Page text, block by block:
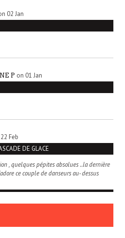
02 Jan
P on 01 Jan
Feb
DE GLACE
, quelques pépites absolues ..la dernière
ce couple de danseurs au- dessus